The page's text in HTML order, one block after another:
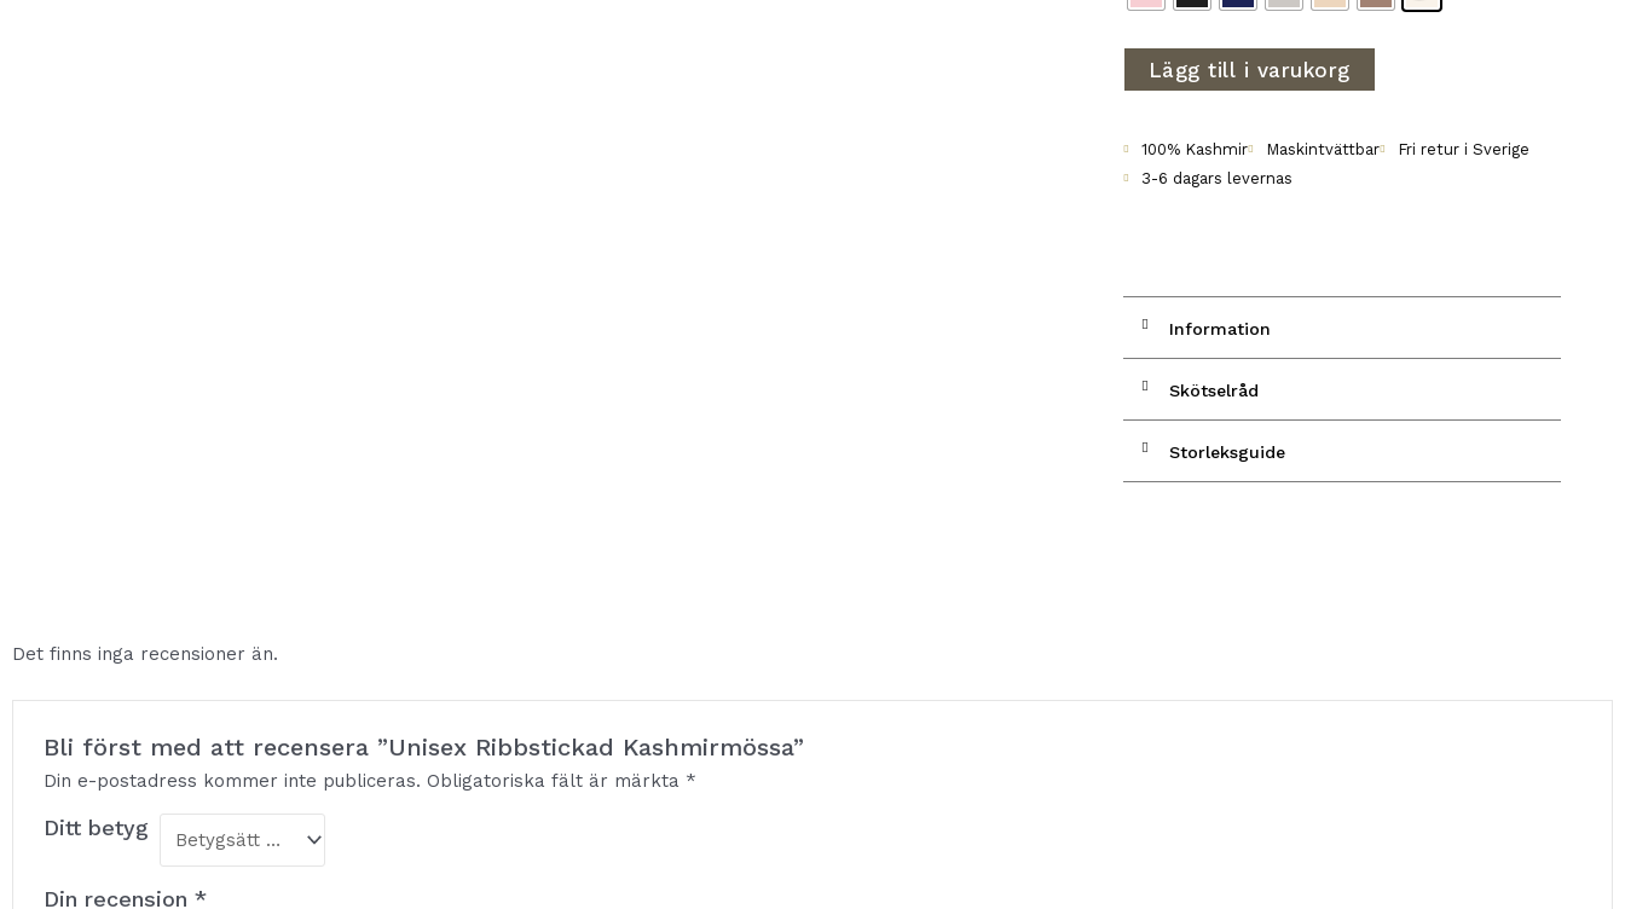
Lägg till i varukorg
100% Kashmir Maskintvättbar
Fri retur i Sverige
3-6 dagars levernas
Information
Skötselråd
Storleksguide
Det finns inga recensioner än.
Bli först med att recensera ”Unisex Ribbstickad Kashmirmössa”
Din e-postadress kommer inte publiceras. Obligatoriska fält är märkta *
Ditt betyg
Din recension*